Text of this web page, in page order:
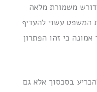
משמורת מלאה
המשפט עשוי להעדיף
כי זהו הפתרון
בסכסוך אלא גם